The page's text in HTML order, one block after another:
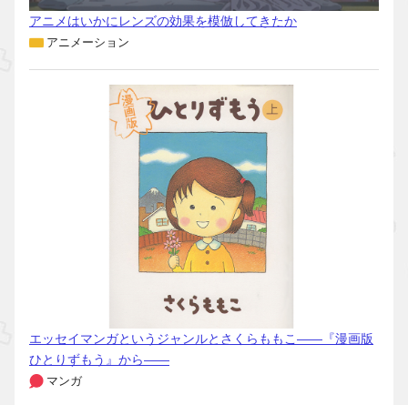
アニメはいかにレンズの効果を模倣してきたか
アニメーション
エッセイマンガというジャンルとさくらももこ――『漫画版
ひとりずもう』から――
マンガ